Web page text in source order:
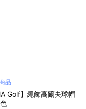
品
Golf】繩飾高爾夫球帽